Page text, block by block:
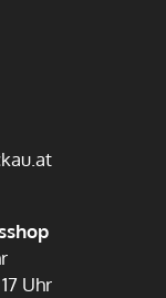
Uhr